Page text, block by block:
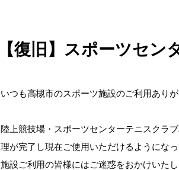
【復旧】スポーツセ
いつも高槻市のスポーツ施設のご利用ありが
陸上競技場・スポーツセンターテニスクラ
理が完了し現在ご使用いただけるようになっ
施設ご利用の皆様にはご迷惑をおかけいたし